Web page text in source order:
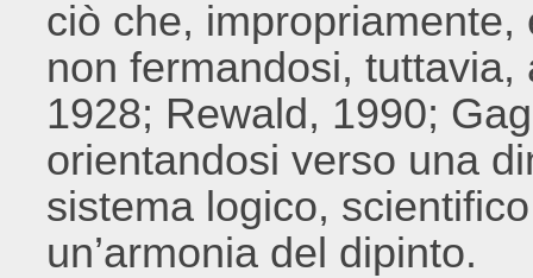
ciò che,
non fermandosi,
1928; Rewald, 1990;
orientandosi verso una
sistema logico,
un’armonia del dipinto.